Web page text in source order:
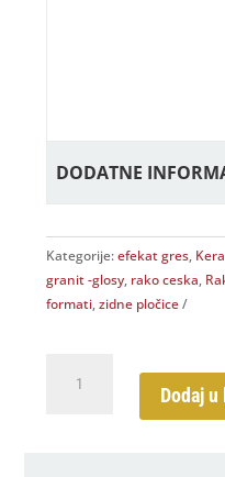
DODATNE
Kategorije:efekat gres,
granit -glosy, rako ceska,
formati,zidne pločice
White
Dodaj